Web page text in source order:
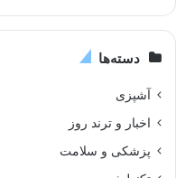
دسته‌ها
آشپزی
اخبار و ترند روز
پزشکی و سلامت